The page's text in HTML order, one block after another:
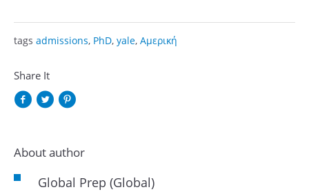
tags admissions, PhD, yale, Αμερική
Share It
About author
Global Prep (Global)